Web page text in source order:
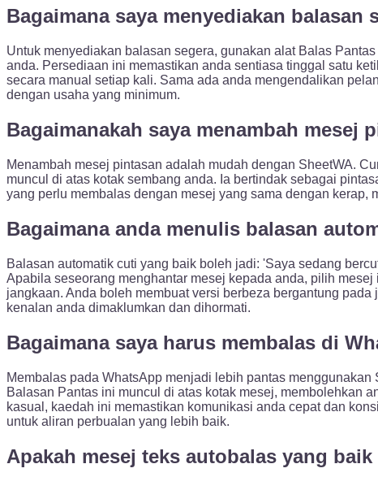
Bagaimana saya menyediakan balasan
Untuk menyediakan balasan segera, gunakan alat Balas
anda. Persediaan ini memastikan anda sentiasa tinggal satu
secara manual setiap kali. Sama ada anda mengendalikan
dengan usaha yang minimum.
Bagaimanakah saya menambah mesej
Menambah mesej pintasan adalah mudah dengan SheetWA.
muncul di atas kotak sembang anda. Ia bertindak sebagai
yang perlu membalas dengan mesej yang sama dengan
Bagaimana anda menulis balasan
Balasan automatik cuti yang baik boleh jadi: 'Saya sedang
Apabila seseorang menghantar mesej kepada anda, pilih
jangkaan. Anda boleh membuat versi berbeza bergantung
kenalan anda dimaklumkan dan dihormati.
Bagaimana saya harus membalas di
Membalas pada WhatsApp menjadi lebih pantas
Balasan Pantas ini muncul di atas kotak mesej, membolehkan
kasual, kaedah ini memastikan komunikasi anda cepat dan
untuk aliran perbualan yang lebih baik.
Apakah mesej teks autobalas yang baik